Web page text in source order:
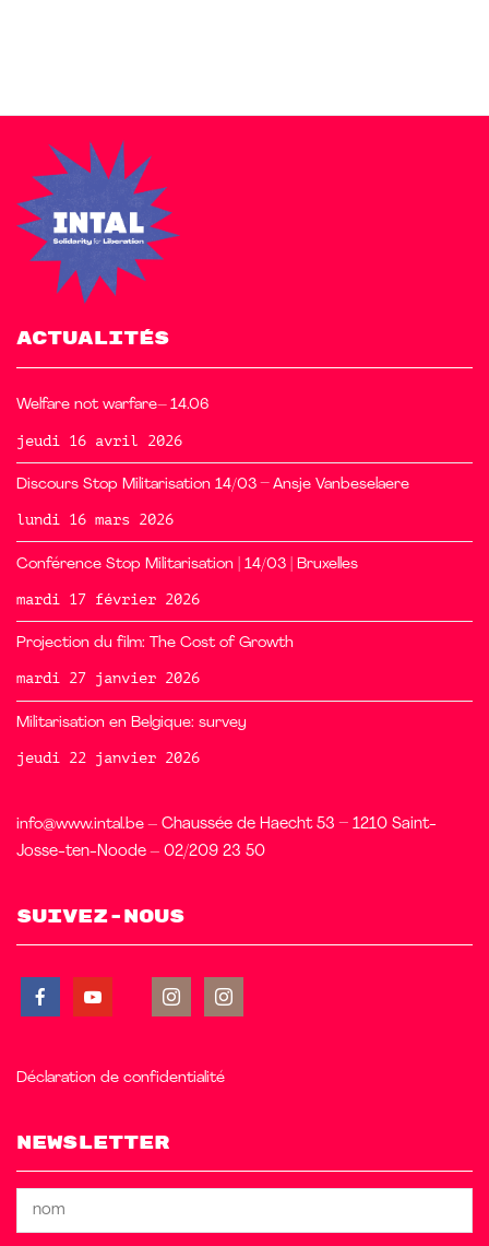
ACTUALITÉS
Welfare not warfare– 14.06
jeudi 16 avril 2026
Discours Stop Militarisation 14/03 – Ansje Vanbeselaere
lundi 16 mars 2026
Conférence Stop Militarisation | 14/03 | Bruxelles
mardi 17 février 2026
Projection du film: The Cost of Growth
mardi 27 janvier 2026
Militarisation en Belgique: survey
jeudi 22 janvier 2026
info@www.intal.be – Chaussée de Haecht 53 – 1210 Saint-
Josse-ten-Noode – 02/209 23 50
Suivez-nous
Déclaration de confidentialité
Newsletter